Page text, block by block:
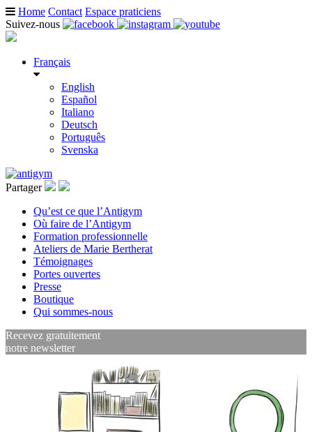
Home Contact Espace praticiens
Suivez-nous
Français
English
Español
Italiano
Deutsch
Português
Svenska
Partager
Qu’est ce que l’Antigym
Où faire de l’Antigym
Formation professionnelle
Ateliers de Marie Bertherat
Témoignages
Portes ouvertes
Presse
Boutique
Qui sommes-nous
Recevez gratuitement
notre newsletter